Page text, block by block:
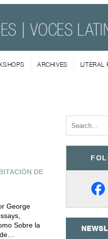
ARCHIVES LITERAL
DE
George
Sobre la